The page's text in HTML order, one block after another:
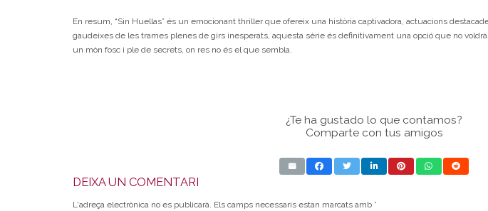
En resum, “Sin Huellas” és un emocionant thriller que ofereix una història captivadora, actuacions
gaudeixes de les trames plenes de girs inesperats, aquesta sèrie és definitivament una opció que no
un món fosc i ple de secrets, on res no és el que sembla.
¿Te ha gustado lo que contamos?
Comparte con tus amigos
DEIXA UN COMENTARI
L'adreça electrònica no es publicarà. Els camps necessaris estan marcats amb *